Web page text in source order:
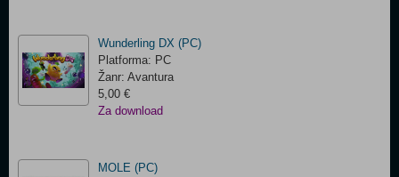
Wunderling DX (PC)
Platforma: PC
Žanr: Avantura
5,00 €
Za download
MOLE (PC)